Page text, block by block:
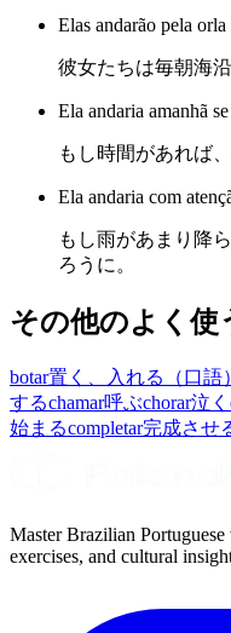
Elas andarão pela orla
彼女たちは毎朝海
Ela andaria amanhã
もし時間があれば
Ela andaria com
もし雨があまり降
ろうに。
その他のよく使
botar置く、入れる（口語）
するchamar呼ぶchorar泣く
始まるcompletar完成させ
Master Brazilian
exercises, and cultural